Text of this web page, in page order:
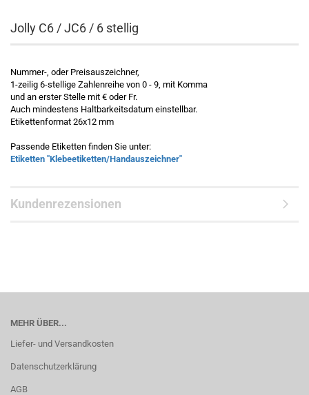
Jolly C6 / JC6 / 6 stellig
Nummer-, oder Preisauszeichner,
1-zeilig 6-stellige Zahlenreihe von 0 - 9, mit Komma
und an erster Stelle mit € oder Fr.
Auch mindestens Haltbarkeitsdatum einstellbar.
Etikettenformat 26x12 mm
Passende Etiketten finden Sie unter:
Etiketten "Klebeetiketten/Handauszeichner"
Kundenrezensionen
MEHR ÜBER...
Liefer- und Versandkosten
Datenschutzerklärung
AGB